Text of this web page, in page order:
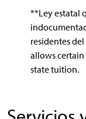
**Ley estatal
residentes
allows
state tuition.